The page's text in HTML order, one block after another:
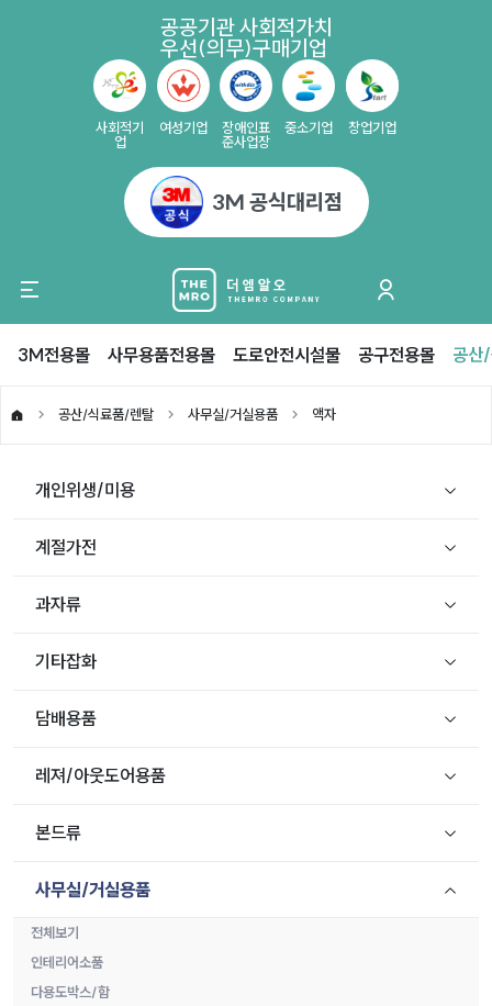
공공기관 사회적가치
우선(의무)구매기업
사회적기
업
여성기업
장애인표
준사업장
중소기업 창업기업
3M 공식대리점
3M전용몰 사무용품전용몰 도로안전시설물 공구전용몰 공산
공산/식료품/렌탈 사무실/거실용품 액자
개인위생/미용
계절가전
과자류
기타잡화
담배용품
레져/아웃도어용품
본드류
사무실/거실용품
전체보기
인테리어소품
다용도박스/함